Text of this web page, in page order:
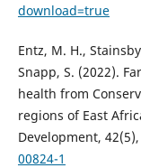
download=true
Entz, M. H.,
Snapp, S. (2022).
health from
regions of East
Development, 42(5),
00824-1